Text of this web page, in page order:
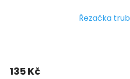
Řezačka
135 Kč